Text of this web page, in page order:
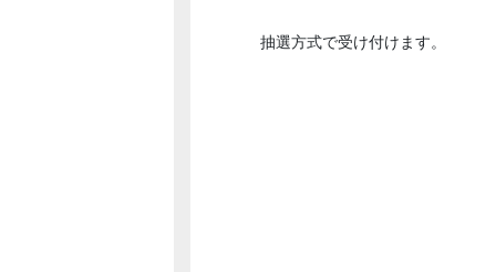
抽選方式で受け付けます。